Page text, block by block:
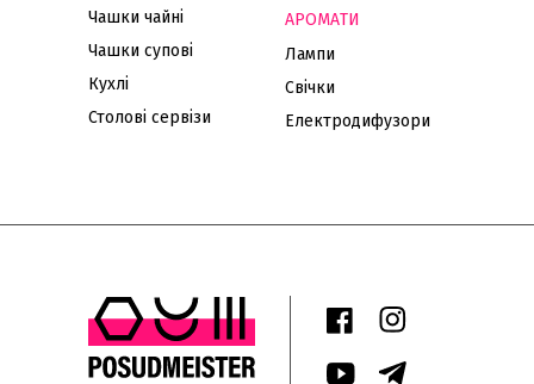
Чашки чайні
Чашки супові
Кухлі
Столові сервізи
АРОМАТИ
Лампи
Свічки
Електродифузори